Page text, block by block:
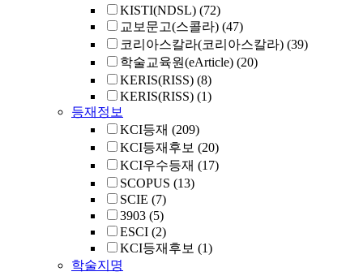
KISTI(NDSL) (72)
교보문고(스콜라) (47)
코리아스칼라(코리아스칼라) (39)
학술교육원(eArticle) (20)
KERIS(RISS) (8)
KERIS(RISS) (1)
등재정보
KCI등재 (209)
KCI등재후보 (20)
KCI우수등재 (17)
SCOPUS (13)
SCIE (7)
3903 (5)
ESCI (2)
KCI등재후보 (1)
학술지명